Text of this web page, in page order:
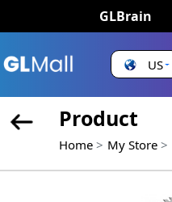
GLBrain
US
Product
Home My Store